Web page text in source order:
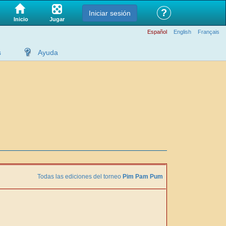
Inicio Jugar
Iniciar sesión ?
Español English Français
Ayuda
Todas las ediciones del torneo Pim Pam Pum